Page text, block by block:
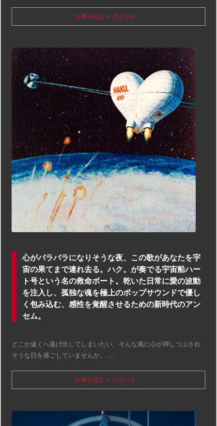
記事を読む 天才が仕 ...
心がバラバラになりそうな夜、この歌があなたを宇
宙の果てまで連れ去る。ハク。が奏でる宇宙船ハー
ト号という名の救命ボート。乾いた日常に愛の波動
を注入し、孤独な魂を極上のポップサウンドで優し
く包み込む、感性を覚醒させるための新時代のアン
セム。
どこか遠くへ逃げ出してしまいたい、そんな風に心が押しつぶされ
そうな日を過ごしていませんか。 ...
記事を読む 心がバラ ...